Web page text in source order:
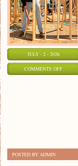
JULY - 2 - 2026
COMMENTS OFFON
POSTED BY ADMIN